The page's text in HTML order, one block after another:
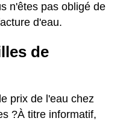
n'êtes pas obligé de
d'eau.
de
prix de l'eau chez
?À titre informatif,